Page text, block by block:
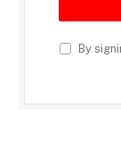
By